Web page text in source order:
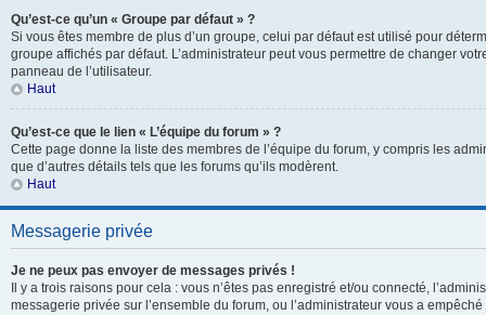
Qu’est-ce qu’un « Groupe par défaut » ?
Si vous êtes membre de plus d’un groupe, celui par défaut est utilisé pour
groupe affichés par défaut. L’administrateur peut vous permettre de changer
panneau de l’utilisateur.
Haut
Qu’est-ce que le lien « L’équipe du forum » ?
Cette page donne la liste des membres de l’équipe du forum, y compris les
que d’autres détails tels que les forums qu’ils modèrent.
Haut
Messagerie privée
Je ne peux pas envoyer de messages privés !
Il y a trois raisons pour cela : vous n’êtes pas enregistré et/ou connecté,
messagerie privée sur l’ensemble du forum, ou l’administrateur vous a